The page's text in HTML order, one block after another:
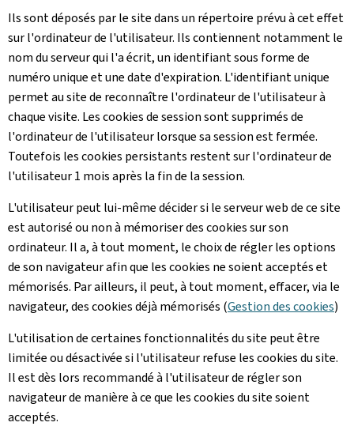
Ils sont déposés par le site dans un répertoire prévu à cet effet
sur l'ordinateur de l'utilisateur. Ils contiennent notamment le
nom du serveur qui l'a écrit, un identifiant sous forme de
numéro unique et une date d'expiration. L'identifiant unique
permet au site de reconnaître l'ordinateur de l'utilisateur à
chaque visite. Les cookies de session sont supprimés de
l'ordinateur de l'utilisateur lorsque sa session est fermée.
Toutefois les cookies persistants restent sur l'ordinateur de
l'utilisateur 1 mois après la fin de la session.
L'utilisateur peut lui-même décider si le serveur web de ce site
est autorisé ou non à mémoriser des cookies sur son
ordinateur. Il a, à tout moment, le choix de régler les options
de son navigateur afin que les cookies ne soient acceptés et
mémorisés. Par ailleurs, il peut, à tout moment, effacer, via le
navigateur, des cookies déjà mémorisés (Gestion des cookies)
L'utilisation de certaines fonctionnalités du site peut être
limitée ou désactivée si l'utilisateur refuse les cookies du site.
Il est dès lors recommandé à l'utilisateur de régler son
navigateur de manière à ce que les cookies du site soient
acceptés.